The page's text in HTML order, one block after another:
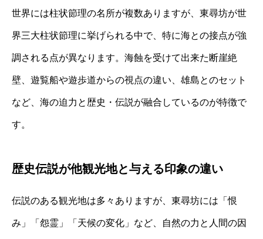
世界には柱状節理の名所が複数ありますが、東尋坊が世
界三大柱状節理に挙げられる中で、特に海との接点が強
調される点が異なります。海蝕を受けて出来た断崖絶
壁、遊覧船や遊歩道からの視点の違い、雄島とのセット
など、海の迫力と歴史・伝説が融合しているのが特徴で
す。
歴史伝説が他観光地と与える印象の違い
伝説のある観光地は多々ありますが、東尋坊には「恨
み」「怨霊」「天候の変化」など、自然の力と人間の因